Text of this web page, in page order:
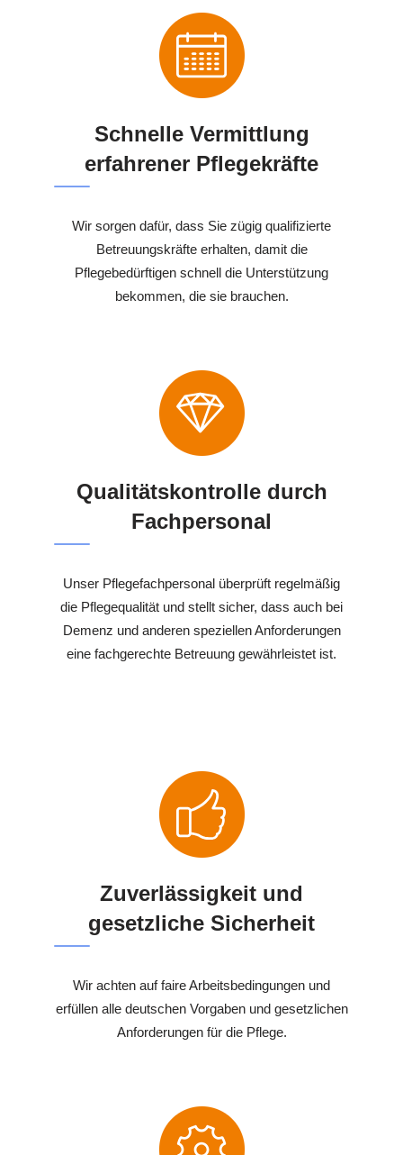
Schnelle Vermittlung
erfahrener Pflegekräfte
Wir sorgen dafür, dass Sie zügig qualifizierte
Betreuungskräfte erhalten, damit die
Pflegebedürftigen schnell die Unterstützung
bekommen, die sie brauchen.
Qualitätskontrolle durch
Fachpersonal
Unser Pflegefachpersonal überprüft regelmäßig
die Pflegequalität und stellt sicher, dass auch bei
Demenz und anderen speziellen Anforderungen
eine fachgerechte Betreuung gewährleistet ist.
Zuverlässigkeit und
gesetzliche Sicherheit
Wir achten auf faire Arbeitsbedingungen und
erfüllen alle deutschen Vorgaben und gesetzlichen
Anforderungen für die Pflege.